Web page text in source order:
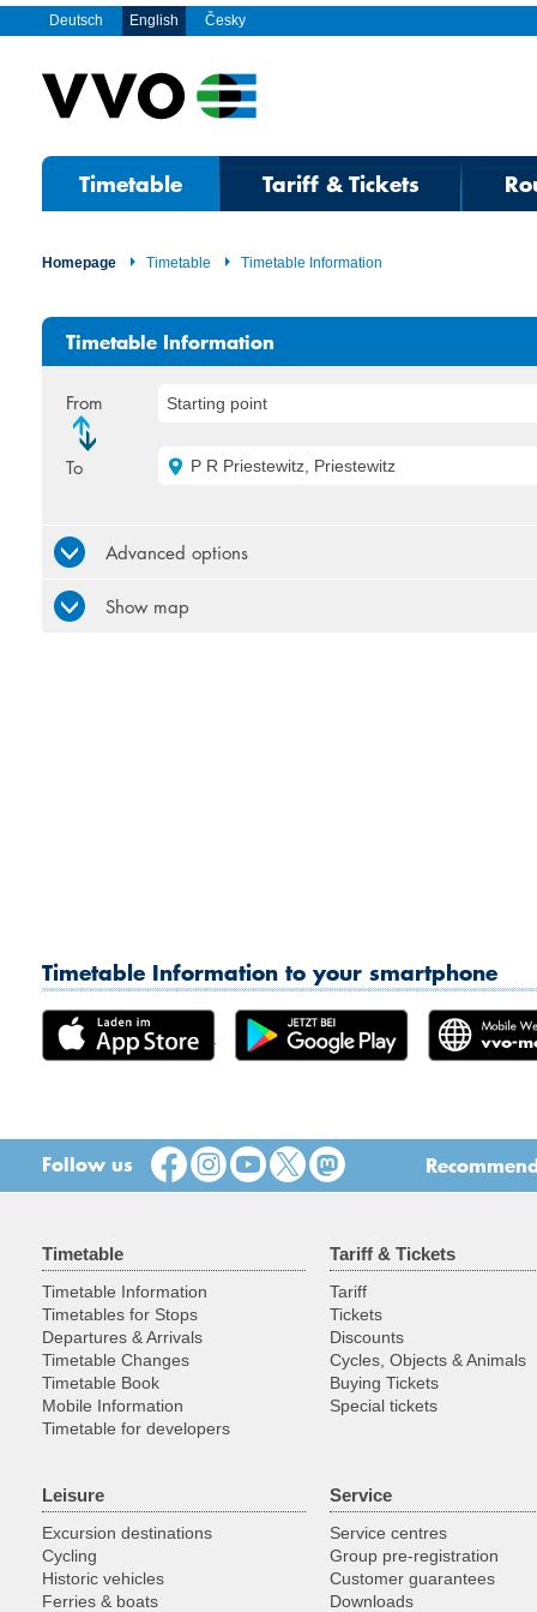
Deutsch English Česky
Timetable Tariff & Tickets
Homepage Timetable Timetable Information
Timetable Information
From
To
Starting point
P R Priestewitz, Priestewitz
Advanced options
Show map
Timetable Information to your smartphone
Follow us
Timetable
Timetable Information
Timetables for Stops
Departures & Arrivals
Timetable Changes
Timetable Book
Mobile Information
Timetable for developers
Tariff & Tickets
Tariff
Tickets
Discounts
Cycles, Objects & Animals
Buying Tickets
Special tickets
Leisure
Excursion destinations
Cycling
Historic vehicles
Ferries & boats
Service
Service centres
Group pre-registration
Customer guarantees
Downloads